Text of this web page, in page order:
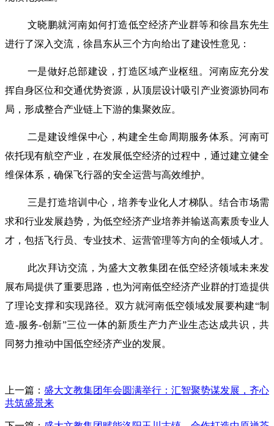
文晓鹏就河南如何打造低空经济产业群等和徐昌东先生
进行了深入交流，徐昌东从三个方向给出了建设性意见：
一是做好总部建设，打造区域产业枢纽。河南应充分发
挥自身区位和交通优势资源，从顶层设计吸引产业资源协同布
局，形成整合产业链上下游的集聚效应。
二是建设维保中心，构建全生命周期服务体系。河南可
依托现有航空产业，在发展低空经济的过程中，通过建立健全
维保体系，确保飞行器的安全运营与高效维护。
三是打造培训中心，培养专业化人才梯队。结合市场需
求和行业发展趋势，为低空经济产业培养并输送高素质专业人
才，包括飞行员、专业技术、运营管理等方向的全领域人才。
此次拜访交流，为盛大文教集团在低空经济领域未来发
展布局提供了重要思路，也为河南低空经济产业群的打造提供
了理论支撑和实现路径。双方就河南低空领域发展要构建“制
造-服务-创新”三位一体的新质生产力产业生态达成共识，共
同努力推动中国低空经济产业的发展。
上一篇： 盛大文教集团年会圆满举行：汇智聚势谋发展，齐心
共筑盛景来